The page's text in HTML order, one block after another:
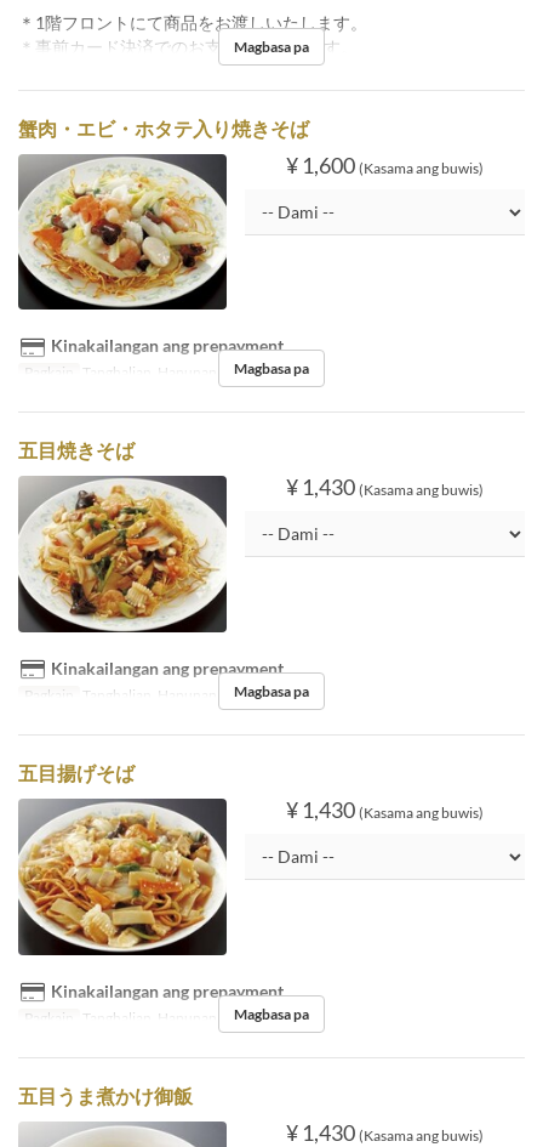
＊1階フロントにて商品をお渡しいたします。
＊事前カード決済でのお支払いとなります。
Magbasa pa
蟹肉・エビ・ホタテ入り焼きそば
¥ 1,600 (Kasama ang buwis)
Kinakailangan ang prepayment
Pagkain Tanghalian, Hapunan Magbasa pa
五目焼きそば
¥ 1,430 (Kasama ang buwis)
Kinakailangan ang prepayment
Pagkain Tanghalian, Hapunan Magbasa pa
五目揚げそば
¥ 1,430 (Kasama ang buwis)
Kinakailangan ang prepayment
Pagkain Tanghalian, Hapunan Magbasa pa
五目うま煮かけ御飯
¥ 1,430 (Kasama ang buwis)